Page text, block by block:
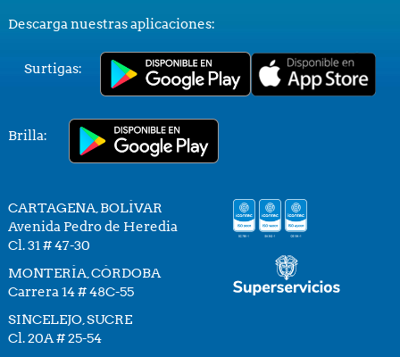
Descarga nuestras aplicaciones:
Surtigas:
Brilla:
CARTAGENA, BOLÍVAR
Avenida Pedro de Heredia
Cl. 31 # 47-30
MONTERÍA, CÓRDOBA
Carrera 14 # 48C-55
SINCELEJO, SUCRE
Cl. 20A # 25-54